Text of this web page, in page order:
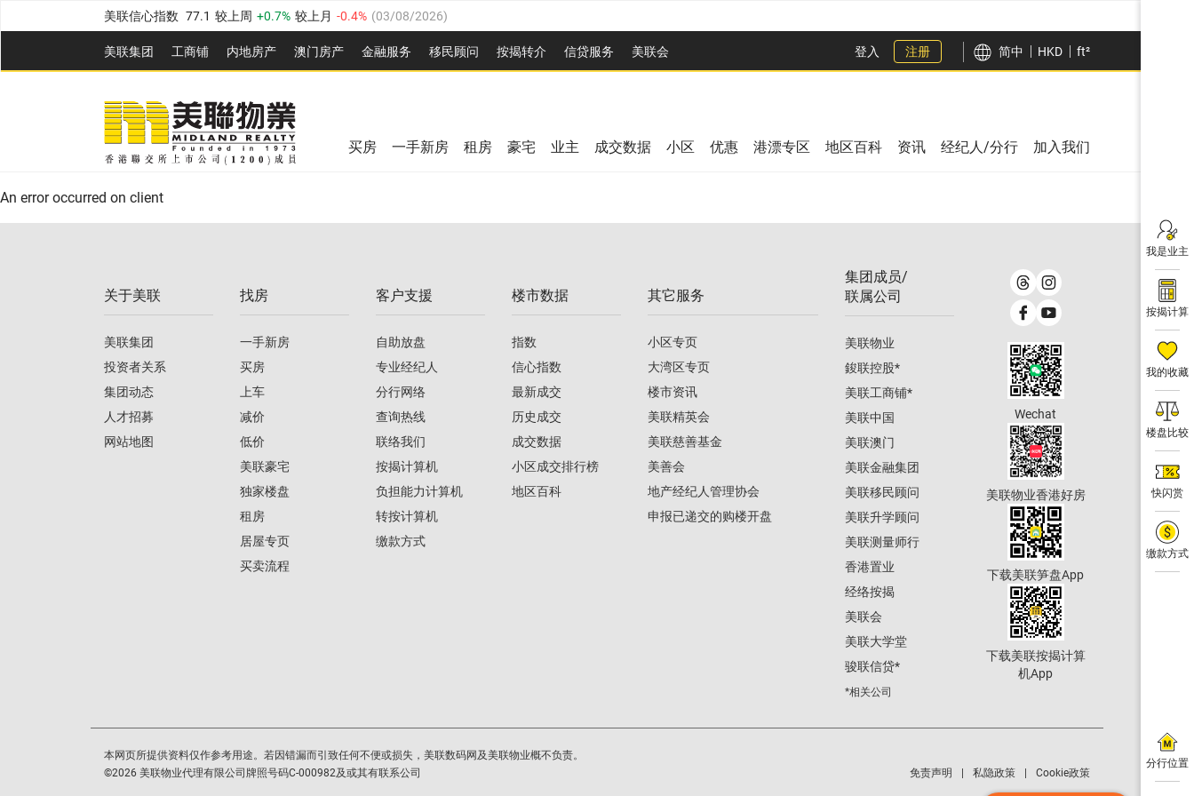
美联信心指数 77.1 较上周 0.7% 较上月 -0.4% (03/08/2026)
全港指数 149.1 较上周 0% 较上月 0.4% ( 03/08/2026
港岛指数 157.4 较上周 -0.3% 较上月 -0.8% (03/08/2026)
九龙指数 156.4 较上周 -0.1% 较上月
新界指数 134.8 较上周 0.1% 较上月 03/08/2026
美联信心指数 77.1 较上周 0.7% 较上月
美联集团 工商铺 内地房产 澳⻔房产 金融服务 移民顾问 按揭转介 信贷服务 美联会
全港指数 149.1 较上周 0% 较上月
美联信心指数 较上周 0.7% 03/08/2026
登入 注册 简中 HKD ft²
我是业主
按揭计算
我的收藏
楼盘比较
快闪赏
缴款方式
分行位置
买房 一手新房 租房 豪宅 业主 成交数据 小区 优惠 港漂专区 地区百科 资讯 经纪人/分行 加入我们
An error occurred on client
关于美联
美联集团
投资者关系
集团动态
人才招募
网站地图
找房
一手新房
买房
上车
减价
低价
美联豪宅
独家楼盘
租房
居屋专页
买卖流程
客户支援
自助放盘
专业经纪人
分行网络
查询热线
联络我们
按揭计算机
负担能力计算机
转按计算机
缴款方式
楼市数据
指数
信心指数
最新成交
历史成交
成交数据
小区成交排行榜
地区百科
其它服务
小区专页
大湾区专页
楼市资讯
美联精英会
美联慈善基金
美善会
地产经纪人管理协会
申报已递交的购楼开盘
集团成员/
联属公司
美联物业
鋑联控股*
美联工商铺*
美联中国
美联澳门
美联金融集团
美联移民顾问
美联升学顾问
美联测量师行
香港置业
经络按揭
美联会
美联大学堂
骏联信贷*
*相关公司
Wechat
美联物业香港好房
下载美联笋盘App
下载美联按揭计算
机App
本网页所提供资料仅作参考用途。若因错漏而引致任何不便或损失，美联数码网及美联物业概不负责。
©2026 美联物业代理有限公司牌照号码C-000982及或其有联系公司 免责声明 私隐政策 Cookie政策